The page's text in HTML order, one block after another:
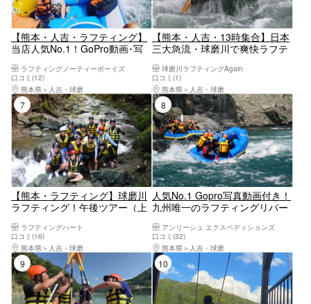
【熊本・人吉・ラフティング】
当店人気No.1！GoPro動画･写
ス！ラフティングノーティーボーイズ
口コミ(12)
熊本県
人吉・球磨
【熊本・人吉・13時集合】日本
三大急流・球磨川で爽快ラフテ
ぶらOK＆写真無料プレゼント
球磨川ラフティングAgain
口コミ(1)
熊本県
人吉・球磨
7位
【熊本・ラフティング】球磨川
ラフティング！午後ツアー（上
（子供料金割引あり）
ラフティングハート
口コミ(16)
熊本県
人吉・球磨
8位
人気No.1 Gopro写真動画付き！
九州唯一のラフティングリバー
本・人吉・ラフティング】
アンリーシュ エクスペディションズ
口コミ(32)
熊本県
人吉・球磨
9位 10位